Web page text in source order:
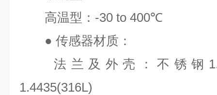
高温型： -30 to 400℃
● 传感器材质：
法兰及外壳：不锈钢
1.4435(316L)